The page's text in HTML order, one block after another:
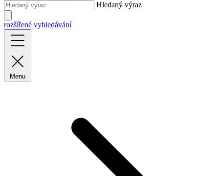
Hledaný výraz
rozšířené vyhledávání
Menu